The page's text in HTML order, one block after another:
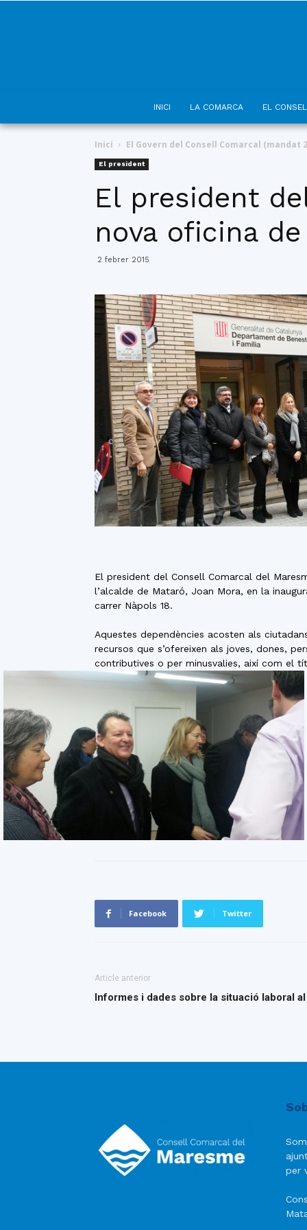
INICI LA COMARCA EL
Inici El Govern del Consell Comarcal (mandat
El president
El president
nova oficina
2 febrer 2015
El president del Consell Comarcal del
l’alcalde de Mataró, Joan Mora, en la
carrer Nàpols 18.
Aquestes dependències acosten als
recursos que s’ofereixen als joves, dones,
contributives o per minusvalies, així com el
Facebook Twitter
Article anterior
Informes i dades sobre la situació laboral
per